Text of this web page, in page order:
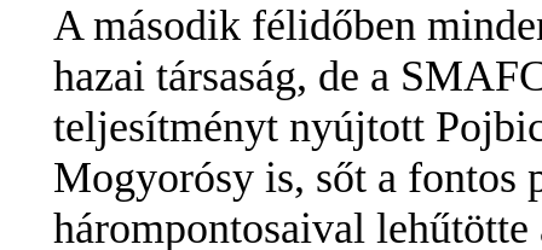
A második félidőben
hazai társaság, de a
teljesítményt nyújtott
Mogyorósy is, sőt a fontos
hárompontosaival